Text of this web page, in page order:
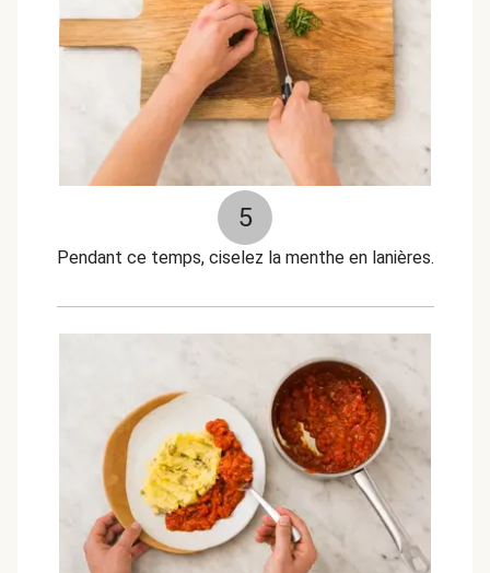
5
Pendant ce temps, ciselez la menthe en lanières.